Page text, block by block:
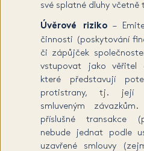
své splatné dluhy včetně
Úvěrové riziko –
činnosti (poskytování
či zápůjček
vstupovat jako věřitel
které představují
protistrany, tj. její
smluveným
příslušné transakce
nebude jednat podle
uzavřené smlouvy